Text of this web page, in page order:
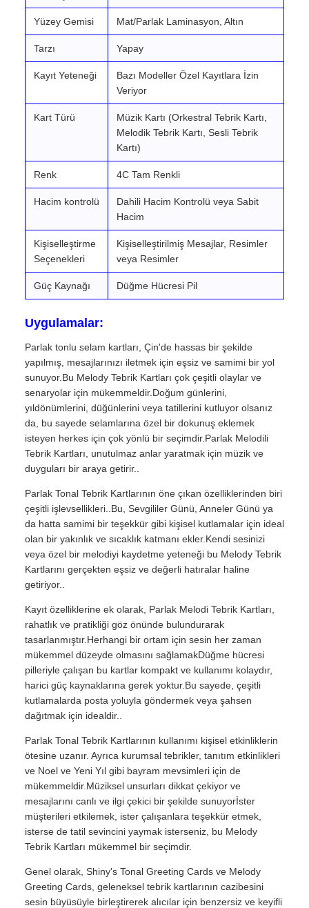
Yüzey Gemisi Mat/Parlak Laminasyon, Altın
Tarzı Yapay
Kayıt Yeteneği
Bazı Modeller Özel Kayıtlara İzin
Veriyor
Kart Türü
Müzik Kartı (Orkestral Tebrik Kartı,
Melodik Tebrik Kartı, Sesli Tebrik
Kartı)
Renk 4C Tam Renkli
Hacim kontrolü
Dahili Hacim Kontrolü veya Sabit
Hacim
Kişiselleştirme
Seçenekleri
Kişiselleştirilmiş Mesajlar, Resimler
veya Resimler
Güç Kaynağı Düğme Hücresi Pil
Uygulamalar:
Parlak tonlu selam kartları, Çin'de hassas bir şekilde
yapılmış, mesajlarınızı iletmek için eşsiz ve samimi bir yol
sunuyor.Bu Melody Tebrik Kartları çok çeşitli olaylar ve
senaryolar için mükemmeldir.Doğum günlerini,
yıldönümlerini, düğünlerini veya tatillerini kutluyor olsanız
da, bu sayede selamlarına özel bir dokunuş eklemek
isteyen herkes için çok yönlü bir seçimdir.Parlak Melodili
Tebrik Kartları, unutulmaz anlar yaratmak için müzik ve
duyguları bir araya getirir..
Parlak Tonal Tebrik Kartlarının öne çıkan özelliklerinden biri
çeşitli işlevsellikleri..Bu, Sevgililer Günü, Anneler Günü ya
da hatta samimi bir teşekkür gibi kişisel kutlamalar için ideal
olan bir yakınlık ve sıcaklık katmanı ekler.Kendi sesinizi
veya özel bir melodiyi kaydetme yeteneği bu Melody Tebrik
Kartlarını gerçekten eşsiz ve değerli hatıralar haline
getiriyor..
Kayıt özelliklerine ek olarak, Parlak Melodi Tebrik Kartları,
rahatlık ve pratikliği göz önünde bulundurarak
tasarlanmıştır.Herhangi bir ortam için sesin her zaman
mükemmel düzeyde olmasını sağlamakDüğme hücresi
pilleriyle çalışan bu kartlar kompakt ve kullanımı kolaydır,
harici güç kaynaklarına gerek yoktur.Bu sayede, çeşitli
kutlamalarda posta yoluyla göndermek veya şahsen
dağıtmak için idealdir..
Parlak Tonal Tebrik Kartlarının kullanımı kişisel etkinliklerin
ötesine uzanır. Ayrıca kurumsal tebrikler, tanıtım etkinlikleri
ve Noel ve Yeni Yıl gibi bayram mevsimleri için de
mükemmeldir.Müziksel unsurları dikkat çekiyor ve
mesajlarını canlı ve ilgi çekici bir şekilde sunuyorİster
müşterileri etkilemek, ister çalışanlara teşekkür etmek,
isterse de tatil sevincini yaymak isterseniz, bu Melody
Tebrik Kartları mükemmel bir seçimdir.
Genel olarak, Shiny's Tonal Greeting Cards ve Melody
Greeting Cards, geleneksel tebrik kartlarının cazibesini
sesin büyüsüyle birleştirerek alıcılar için benzersiz ve keyifli